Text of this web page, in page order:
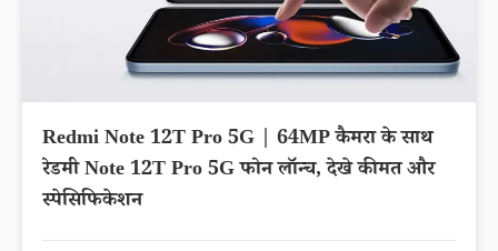
Redmi Note 12T Pro 5G | 64MP कैमरा के साथ
रेडमी Note 12T Pro 5G फोन लॉन्च, देखे कीमत और
स्पेसिफिकेशन